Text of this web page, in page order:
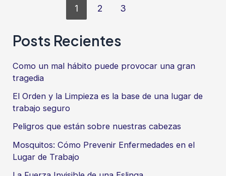
Seguro
entradas
1 2 3
Posts Recientes
Como un mal hábito puede provocar una gran
tragedia
El Orden y la Limpieza es la base de una lugar de
trabajo seguro
Peligros que están sobre nuestras cabezas
Mosquitos: Cómo Prevenir Enfermedades en el
Lugar de Trabajo